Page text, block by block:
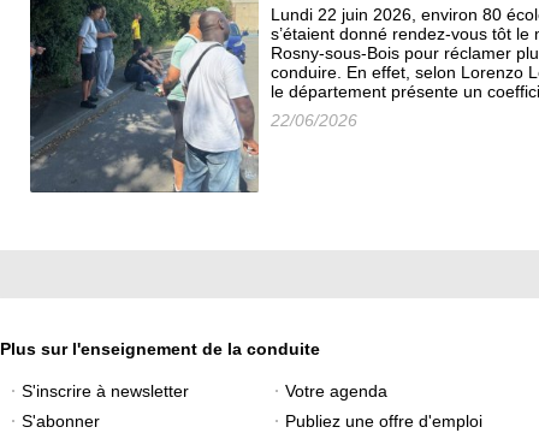
Lundi 22 juin 2026, environ 80
s’étaient donné rendez-vous tôt
Rosny-sous-Bois pour réclamer
conduire. En effet, selon Lorenzo
le département présente un
22/06/2026
Plus sur l'enseignement de la conduite
S'inscrire à newsletter
Votre agenda
S'abonner
Publiez une offre d'emploi